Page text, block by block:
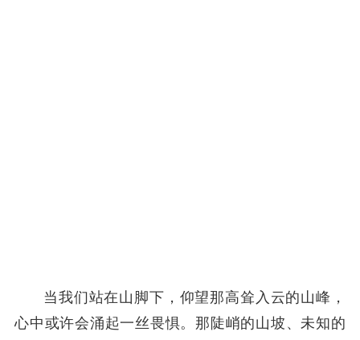
当我们站在山脚下，仰望那高耸入云的山峰，
心中或许会涌起一丝畏惧。那陡峭的山坡、未知的